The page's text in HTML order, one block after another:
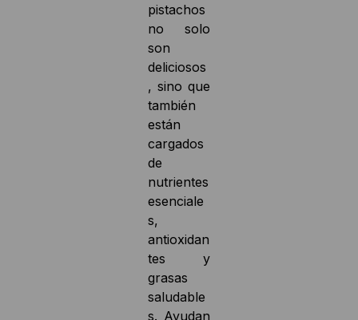
pistachos
no solo
son
deliciosos
, sino que
también
están
cargados
de
nutrientes
esenciale
s,
antioxidan
tes y
grasas
saludable
s. Ayudan